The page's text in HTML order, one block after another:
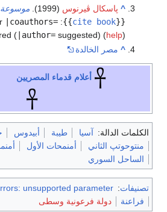
^ پاسكال ڤيرنوس (1999). موسوعة
{{
cite book
}}
:
|coauthors=
( |author= suggested) (help)
^ مصر الخالدة
أعلام قدماء المصريين
الكلمات الدالة: آسيا طيبة أبيدوس
منتوحوتپ الثاني
أمنمحات الأول
الساحل السوري
تصنيفات:
unsupported parameter
فراعنة
دولة فرعونية وسطى